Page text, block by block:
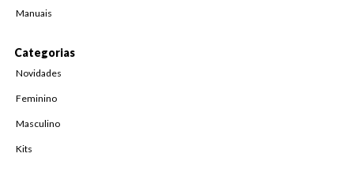
Manuais
Categorias
Novidades
Feminino
Masculino
Kits